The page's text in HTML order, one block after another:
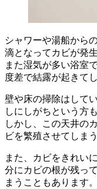
シャワーや湯船から
滴となってカビが発
また湿気が多い浴室
度差で結露が起きて
壁や床の掃除はして
しにしがちという方
しかし、この天井の
ビを繁殖させてしま
また、カビをきれい
分にカビの根が残っ
まうこともあります。